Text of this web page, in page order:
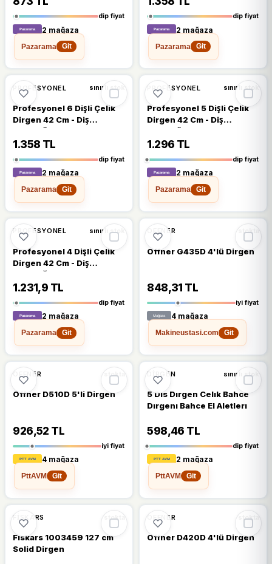
dip fiyat
2 mağaza
Pazarama
Git
dip fiyat
2 mağaza
Pazarama
Git
%19
PROFESYONEL sınırlı stok
Profesyonel 6 Dişli Çelik
Dirgen 42 Cm - Diş
Unuzluğu 30 Cm Dayanıklı
ve Ergonomik Tasarım
1.358 TL
dip fiyat
2 mağaza
Pazarama
Git
%20 %20 DÜŞTÜ
PROFESYONEL sınırlı stok
Profesyonel 5 Dişli Çelik
Dirgen 42 Cm - Diş
Unuzluğu 30 Cm Dayanıklı
Ve Ergonomik Tasarım
1.296 TL
dip fiyat
2 mağaza
Pazarama
Git
%19
PROFESYONEL sınırlı stok
Profesyonel 4 Dişli Çelik
Dirgen 42 Cm - Diş
Uzunluğu 30 Cm Dayanıklı
ve Ergonomik Tasarım
1.231,9 TL
dip fiyat
2 mağaza
Pazarama
Git
%11
OFFNER stokta
Offner G435D 4'lü Dirgen
848,31 TL
iyi fiyat
4 mağaza
Makineustasi.com
Git
%13
OFFNER stokta
Offner D510D 5'li Dirgen
926,52 TL
iyi fiyat
4 mağaza
PttAVM
Git
%16
DIRGEN sınırlı stok
5 Dıs Dırgen Celık Bahce
Dırgenı Bahce El Aletlerı
598,46 TL
dip fiyat
2 mağaza
PttAVM
Git
%13
FISKARS stokta
Fiskars 1003459 127 cm
Solid Dirgen
%9
OFFNER stokta
Offner D420D 4'lü Dirgen